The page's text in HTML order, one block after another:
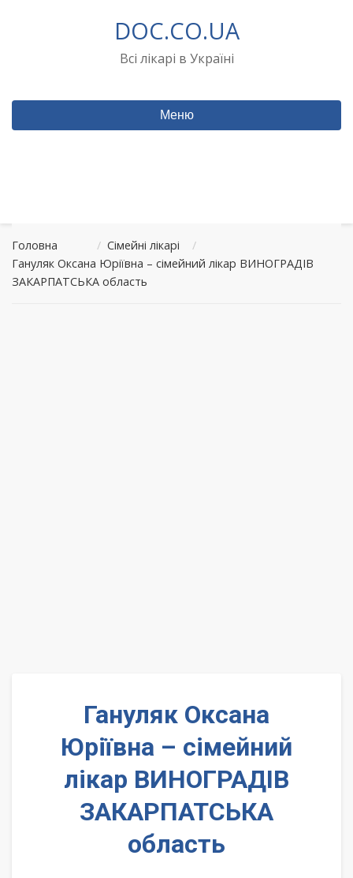
DOC.CO.UA
Всі лікарі в Україні
Меню
Головна / Сімейні лікарі
/
Гануляк Оксана Юріївна – сімейний лікар ВИНОГРАДІВ
ЗАКАРПАТСЬКА область
Гануляк Оксана
Юріївна – сімейний
лікар ВИНОГРАДІВ
ЗАКАРПАТСЬКА
область